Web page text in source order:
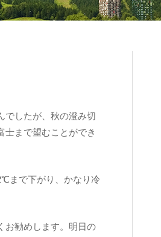
でしたが、秋の澄み切
士まで望むことができ
まで下がり、かなり冷
お勧めします。明日の